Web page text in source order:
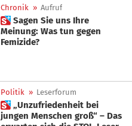
Chronik » Aufruf
 Sagen Sie uns Ihre
Meinung: Was tun gegen
Femizide?
Politik » Leserforum
 „Unzufriedenheit bei
jungen Menschen groß“ – Das